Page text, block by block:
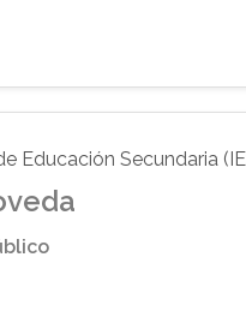
Educación Secundaria